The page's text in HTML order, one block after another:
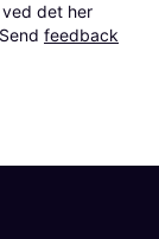
det her
feedback